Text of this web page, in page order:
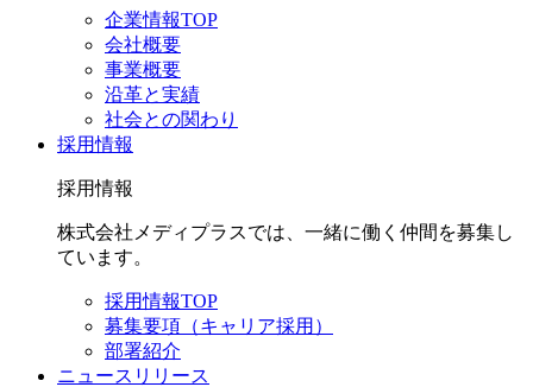
企業情報TOP
会社概要
事業概要
沿革と実績
社会との関わり
採用情報
採用情報
株式会社メディプラスでは、一緒に働く仲間を募集し
ています。
採用情報TOP
募集要項（キャリア採用）
部署紹介
ニュースリリース